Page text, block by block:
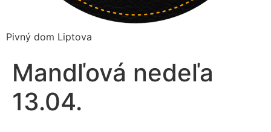
Pivný dom Liptova
Mandľová nedeľa
13.04.